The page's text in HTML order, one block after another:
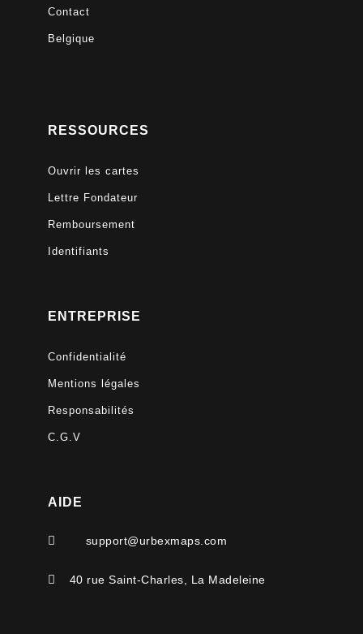
Contact
Belgique
RESSOURCES
Ouvrir les cartes
Lettre Fondateur
Remboursement
Identifiants
ENTREPRISE
Confidentialité
Mentions légales
Responsabilités
C.G.V
AIDE
 support@urbexmaps.com
 40 rue Saint-Charles, La Madeleine